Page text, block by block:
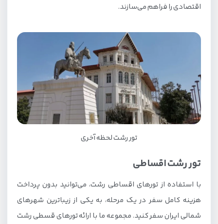
اقتصادی را فراهم می‌سازند.
تور رشت لحظه آخری
تور رشت اقساطی
با استفاده از تورهای اقساطی رشت، می‌توانید بدون پرداخت
هزینه کامل سفر در یک مرحله، به یکی از زیباترین شهرهای
شمالی ایران سفر کنید. مجموعه ما با ارائه تورهای قسطی رشت